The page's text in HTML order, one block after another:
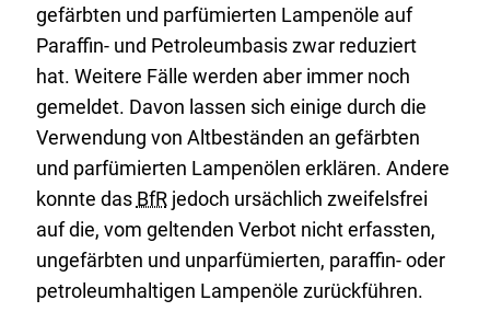
gefärbten und parfümierten Lampenöle auf
Paraffin- und Petroleumbasis zwar reduziert
hat. Weitere Fälle werden aber immer noch
gemeldet. Davon lassen sich einige durch die
Verwendung von Altbeständen an gefärbten
und parfümierten Lampenölen erklären. Andere
konnte das BfRjedoch ursächlich zweifelsfrei
auf die, vom geltenden Verbot nicht erfassten,
ungefärbten und unparfümierten, paraffin- oder
petroleumhaltigen Lampenöle zurückführen.